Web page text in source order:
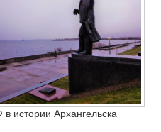
истории Архангельска